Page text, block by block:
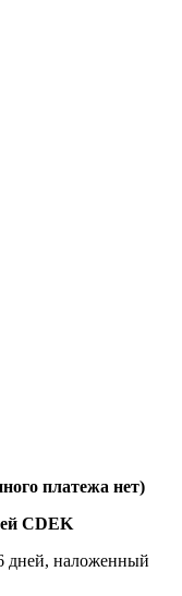
платежа нет)
CDEK
дней, наложенный